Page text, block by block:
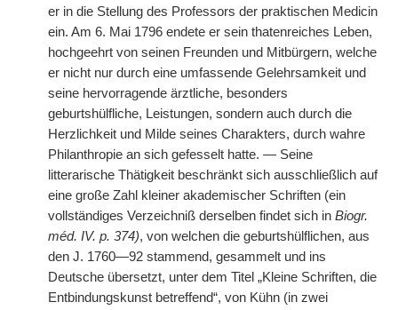
er in die Stellung des Professors der praktischen Medicin
ein. Am 6. Mai 1796 endete er sein thatenreiches Leben,
hochgeehrt von seinen Freunden und Mitbürgern, welche
er nicht nur durch eine umfassende Gelehrsamkeit und
seine hervorragende ärztliche, besonders
geburtshülfliche, Leistungen, sondern auch durch die
Herzlichkeit und Milde seines Charakters, durch wahre
Philanthropie an sich gefesselt hatte. — Seine
litterarische Thätigkeit beschränkt sich ausschließlich auf
eine große Zahl kleiner akademischer Schriften (ein
vollständiges Verzeichniß derselben findet sich in Biogr.
méd. IV. p. 374), von welchen die geburtshülflichen, aus
den J. 1760—92 stammend, gesammelt und ins
Deutsche übersetzt, unter dem Titel „Kleine Schriften, die
Entbindungskunst betreffend“, von Kühn (in zwei